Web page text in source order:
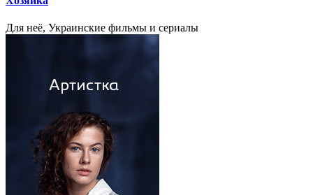
Для неё, Украинские фильмы и сериалы